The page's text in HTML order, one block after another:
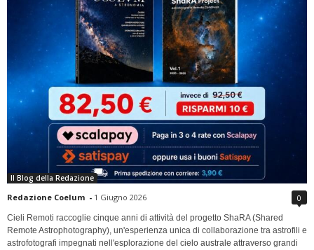
Il Blog della Redazione
Redazione Coelum - 1 Giugno 2026 0
Cieli Remoti raccoglie cinque anni di attività del progetto ShaRA (Shared
Remote Astrophotography), un'esperienza unica di collaborazione tra astrofili e
astrofotografi impegnati nell'esplorazione del cielo australe attraverso grandi